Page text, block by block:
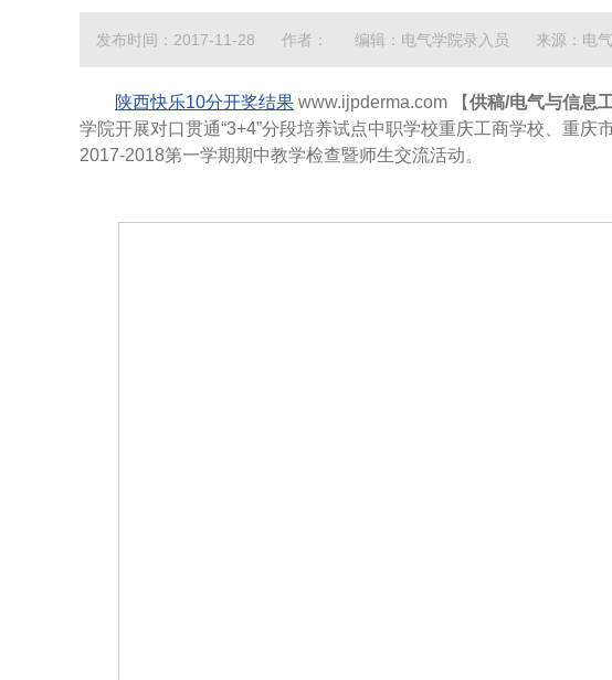
发布时间：2017-11-28 作者： 编辑：电气学院录入员 来源：电
陕西快乐10分开奖结果 www.ijpderma.com 【供稿/电气与信息
学院开展对口贯通“3+4”分段培养试点中职学校重庆工商学校、重庆
2017-2018第一学期期中教学检查暨师生交流活动。